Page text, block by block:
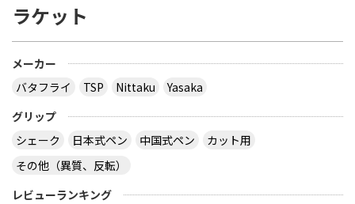
ラケット
メーカー
バタフライ
TSP Nittaku
Yasaka
グリップ
シェーク
日本式ペン 中国式ペン
カット用
その他（異質、反転）
レビューランキング